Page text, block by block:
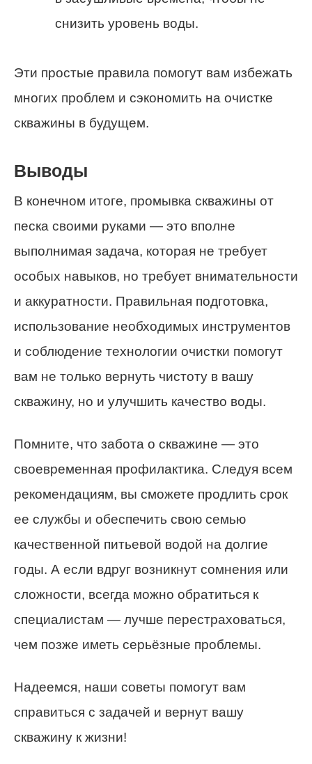
снизить уровень воды.
Эти простые правила помогут вам избежать
многих проблем и сэкономить на очистке
скважины в будущем.
Выводы
В конечном итоге, промывка скважины от
песка своими руками — это вполне
выполнимая задача, которая не требует
особых навыков, но требует внимательности
и аккуратности. Правильная подготовка,
использование необходимых инструментов
и соблюдение технологии очистки помогут
вам не только вернуть чистоту в вашу
скважину, но и улучшить качество воды.
Помните, что забота о скважине — это
своевременная профилактика. Следуя всем
рекомендациям, вы сможете продлить срок
ее службы и обеспечить свою семью
качественной питьевой водой на долгие
годы. А если вдруг возникнут сомнения или
сложности, всегда можно обратиться к
специалистам — лучше перестраховаться,
чем позже иметь серьёзные проблемы.
Надеемся, наши советы помогут вам
справиться с задачей и вернут вашу
скважину к жизни!